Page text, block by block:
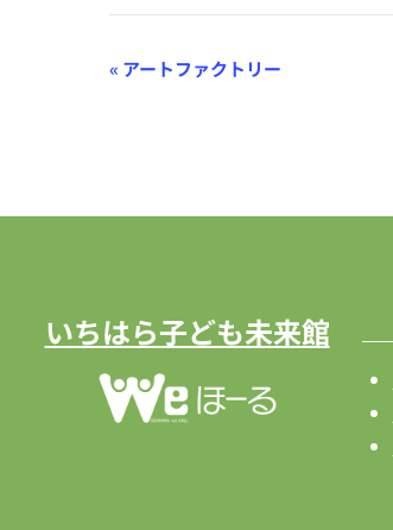
イ
ゲ
ー
シ
« アートファクトリー
いちはら子ども未来館